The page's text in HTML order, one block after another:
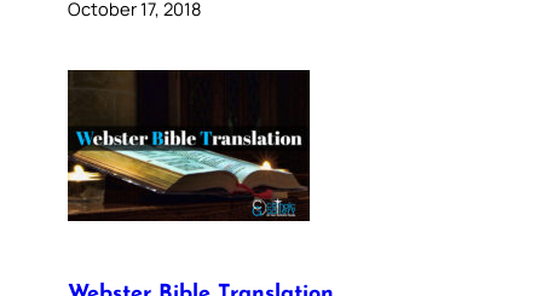
October 17, 2018